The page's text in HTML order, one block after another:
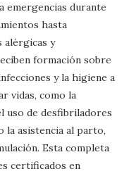
emergencias durante
hasta
alérgicas y
formación sobre
y la higiene a
vidas, como la
uso de desfibriladores
la asistencia al parto,
Esta completa
certificados en